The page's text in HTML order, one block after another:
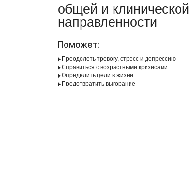
общей и клинической
направленности
Поможет:
Преодолеть тревогу, стресс и депрессию
Справиться с возрастными кризисами
Определить цели в жизни
Предотвратить выгорание